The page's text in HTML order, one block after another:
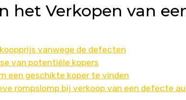
het Verkopen van
vanwege de defecten
van potentiële kopers
een geschikte koper te vinden
rompslomp bij verkoop van een defecte